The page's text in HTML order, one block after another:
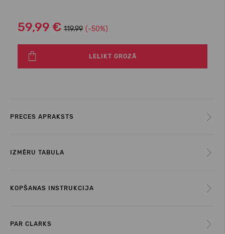
59,99 € 119.99 (-50%)
LELIKT GROZĀ
PRECES APRAKSTS
IZMĒRU TABULA
KOPŠANAS INSTRUKCIJA
PAR CLARKS